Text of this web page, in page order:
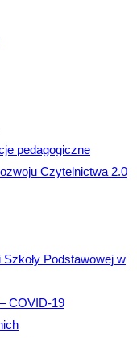
pedagogiczne
Czytelnictwa 2.0
Podstawowej w
COVID-19